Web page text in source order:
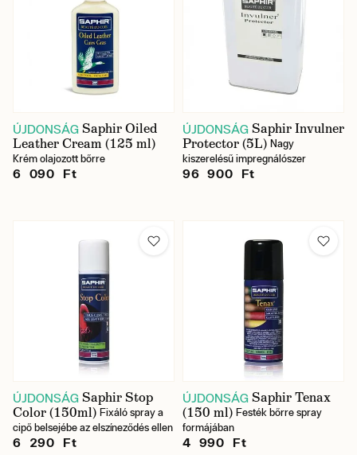
ÚJDONSÁG Saphir Oiled
Leather Cream (125 ml)
Krém olajozott bőrre
6 090 Ft
ÚJDONSÁG Saphir Invulner
Protector (5L) Nagy
kiszerelésű impregnálószer
96 900 Ft
ÚJDONSÁG Saphir Stop
Color (150ml) Fixáló spray a
cipő belsejébe az elszíneződés ellen
6 290 Ft
ÚJDONSÁG Saphir Tenax
(150 ml) Festék bőrre spray
formájában
4 990 Ft